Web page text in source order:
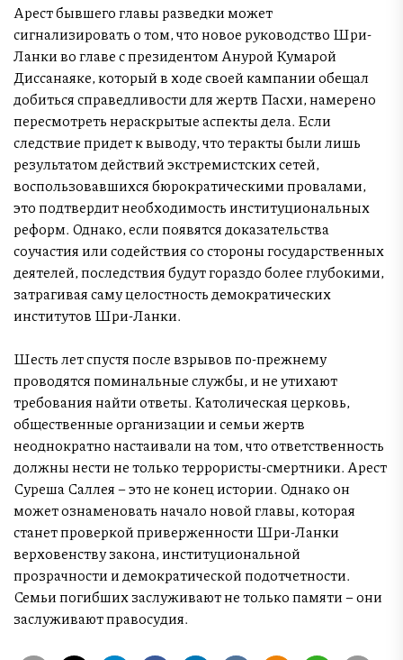
Арест бывшего главы разведки может
сигнализировать о том, что новое руководство Шри-
Ланки во главе с президентом Анурой Кумарой
Диссанаяке, который в ходе своей кампании обещал
добиться справедливости для жертв Пасхи, намерено
пересмотреть нераскрытые аспекты дела. Если
следствие придет к выводу, что теракты были лишь
результатом действий экстремистских сетей,
воспользовавшихся бюрократическими провалами,
это подтвердит необходимость институциональных
реформ. Однако, если появятся доказательства
соучастия или содействия со стороны государственных
деятелей, последствия будут гораздо более глубокими,
затрагивая саму целостность демократических
институтов Шри-Ланки.
Шесть лет спустя после взрывов по-прежнему
проводятся поминальные службы, и не утихают
требования найти ответы. Католическая церковь,
общественные организации и семьи жертв
неоднократно настаивали на том, что ответственность
должны нести не только террористы-смертники. Арест
Суреша Саллея – это не конец истории. Однако он
может ознаменовать начало новой главы, которая
станет проверкой приверженности Шри-Ланки
верховенству закона, институциональной
прозрачности и демократической подотчетности.
Семьи погибших заслуживают не только памяти – они
заслуживают правосудия.